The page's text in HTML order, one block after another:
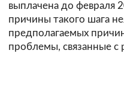
выплачена до февраля
причины такого шага
предполагаемых
проблемы, связанные с